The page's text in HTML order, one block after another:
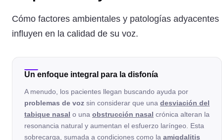
Cómo factores ambientales y patologías adyacentes
influyen en la calidad de su voz.
Un enfoque integral para la disfonía
A menudo, los pacientes llegan buscando ayuda por
problemas de voz sin considerar que una desviación del
tabique nasal o una obstrucción nasal crónica alteran la
resonancia natural y aumentan el esfuerzo laríngeo. Esta
sobrecarga, sumada a condiciones como la amigdalitis